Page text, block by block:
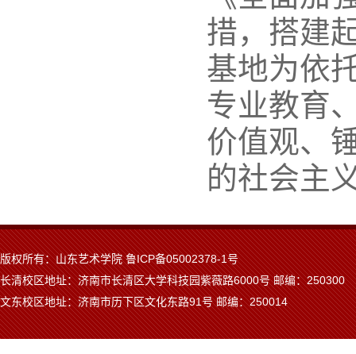
措，搭建
基地为依
专业教育
价值观、
的社会主
版权所有：山东艺术学院 鲁ICP备05002378-1号
长清校区地址：济南市长清区大学科技园紫薇路6000号 邮编：250300
文东校区地址：济南市历下区文化东路91号 邮编：250014